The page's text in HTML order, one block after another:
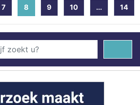
7 8 (current)
9 10 ... 14